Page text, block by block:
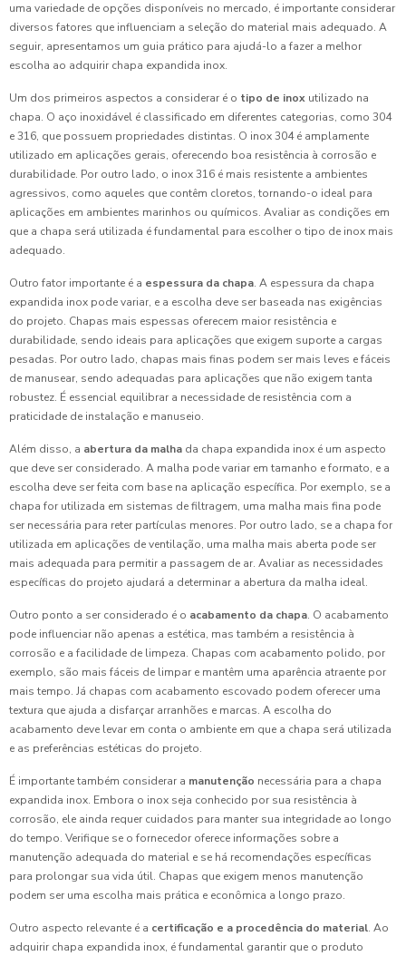
uma variedade de opções disponíveis no mercado, é importante considerar
diversos fatores que influenciam a seleção do material mais adequado. A
seguir, apresentamos um guia prático para ajudá-lo a fazer a melhor
escolha ao adquirir chapa expandida inox.
Um dos primeiros aspectos a considerar é o tipo de inox utilizado na
chapa. O aço inoxidável é classificado em diferentes categorias, como 304
e 316, que possuem propriedades distintas. O inox 304 é amplamente
utilizado em aplicações gerais, oferecendo boa resistência à corrosão e
durabilidade. Por outro lado, o inox 316 é mais resistente a ambientes
agressivos, como aqueles que contêm cloretos, tornando-o ideal para
aplicações em ambientes marinhos ou químicos. Avaliar as condições em
que a chapa será utilizada é fundamental para escolher o tipo de inox mais
adequado.
Outro fator importante é a espessura da chapa. A espessura da chapa
expandida inox pode variar, e a escolha deve ser baseada nas exigências
do projeto. Chapas mais espessas oferecem maior resistência e
durabilidade, sendo ideais para aplicações que exigem suporte a cargas
pesadas. Por outro lado, chapas mais finas podem ser mais leves e fáceis
de manusear, sendo adequadas para aplicações que não exigem tanta
robustez. É essencial equilibrar a necessidade de resistência com a
praticidade de instalação e manuseio.
Além disso, a abertura da malha da chapa expandida inox é um aspecto
que deve ser considerado. A malha pode variar em tamanho e formato, e a
escolha deve ser feita com base na aplicação específica. Por exemplo, se a
chapa for utilizada em sistemas de filtragem, uma malha mais fina pode
ser necessária para reter partículas menores. Por outro lado, se a chapa for
utilizada em aplicações de ventilação, uma malha mais aberta pode ser
mais adequada para permitir a passagem de ar. Avaliar as necessidades
específicas do projeto ajudará a determinar a abertura da malha ideal.
Outro ponto a ser considerado é o acabamento da chapa. O acabamento
pode influenciar não apenas a estética, mas também a resistência à
corrosão e a facilidade de limpeza. Chapas com acabamento polido, por
exemplo, são mais fáceis de limpar e mantêm uma aparência atraente por
mais tempo. Já chapas com acabamento escovado podem oferecer uma
textura que ajuda a disfarçar arranhões e marcas. A escolha do
acabamento deve levar em conta o ambiente em que a chapa será utilizada
e as preferências estéticas do projeto.
É importante também considerar a manutenção necessária para a chapa
expandida inox. Embora o inox seja conhecido por sua resistência à
corrosão, ele ainda requer cuidados para manter sua integridade ao longo
do tempo. Verifique se o fornecedor oferece informações sobre a
manutenção adequada do material e se há recomendações específicas
para prolongar sua vida útil. Chapas que exigem menos manutenção
podem ser uma escolha mais prática e econômica a longo prazo.
Outro aspecto relevante é a certificação e a procedência do material. Ao
adquirir chapa expandida inox, é fundamental garantir que o produto